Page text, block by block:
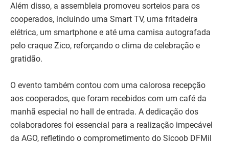
Além disso, a assembleia promoveu sorteios para os
cooperados, incluindo uma Smart TV, uma fritadeira
elétrica, um smartphone e até uma camisa autografada
pelo craque Zico, reforçando o clima de celebração e
gratidão.
O evento também contou com uma calorosa recepção
aos cooperados, que foram recebidos com um café da
manhã especial no hall de entrada. A dedicação dos
colaboradores foi essencial para a realização impecável
da AGO, refletindo o comprometimento do Sicoob DFMil